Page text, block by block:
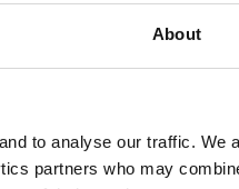
About
to analyse our traffic. We
partners who may
bruker relativt sterkt
ønsker. Dette gir
vannprosent. Begge
opptatt av naturlig